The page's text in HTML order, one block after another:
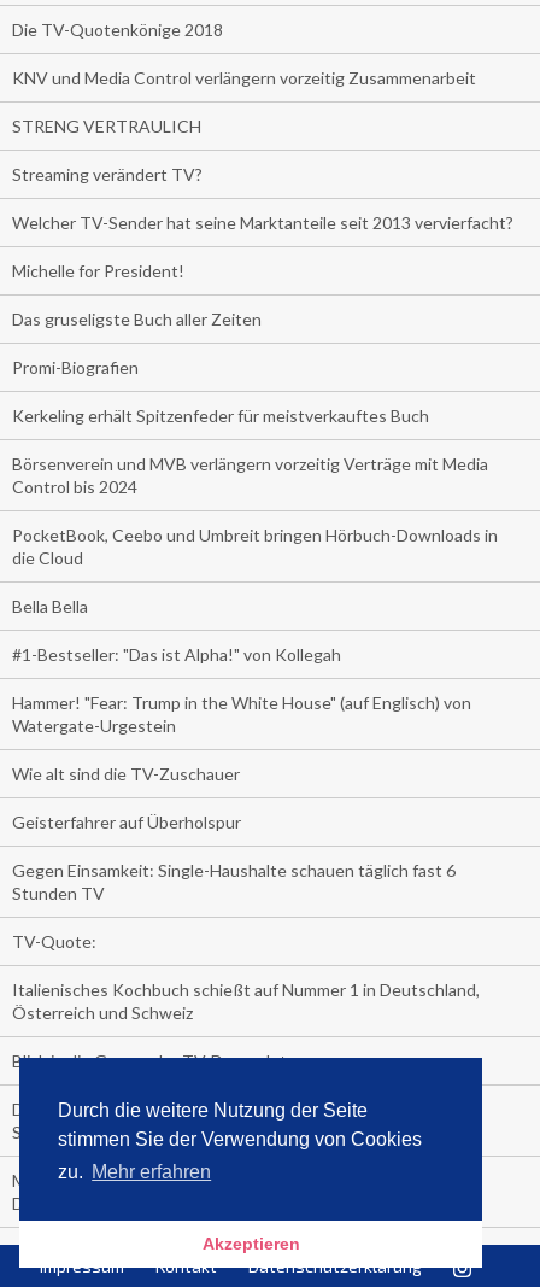
Durch die weitere Nutzung der Seite
stimmen Sie der Verwendung von Cookies
zu. Mehr erfahren
Akzeptieren
Die TV-Quotenkönige 2018
KNV und Media Control verlängern vorzeitig Zusammenarbeit
STRENG VERTRAULICH
Streaming verändert TV?
Welcher TV-Sender hat seine Marktanteile seit 2013 vervierfacht?
Michelle for President!
Das gruseligste Buch aller Zeiten
Promi-Biografien
Kerkeling erhält Spitzenfeder für meistverkauftes Buch
Börsenverein und MVB verlängern vorzeitig Verträge mit Media
Control bis 2024
PocketBook, Ceebo und Umbreit bringen Hörbuch-Downloads in
die Cloud
Bella Bella
#1-Bestseller: "Das ist Alpha!" von Kollegah
Hammer! "Fear: Trump in the White House" (auf Englisch) von
Watergate-Urgestein
Wie alt sind die TV-Zuschauer
Geisterfahrer auf Überholspur
Gegen Einsamkeit: Single-Haushalte schauen täglich fast 6
Stunden TV
TV-Quote:
Italienisches Kochbuch schießt auf Nummer 1 in Deutschland,
Österreich und Schweiz
Blick in die Garage der TV-Dauerglotzer
Die Deutschen investieren, während die Österreicher und
Schweizer noch nachdenken, wie sie reich werden.
Meistverkaufte Blu-ray im zweiten Quartal – Doppelspitze für
Disney
media control-Bestseller erstes Halbjahr 2018
Impressum Kontakt Datenschutzerklärung